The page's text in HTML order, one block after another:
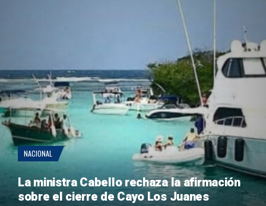
NACIONAL
La ministra Cabello rechaza la afirmación
sobre el cierre de Cayo Los Juanes